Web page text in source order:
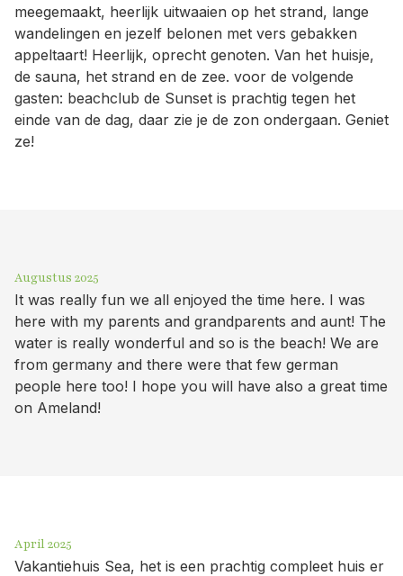
meegemaakt, heerlijk uitwaaien op het strand, lange
wandelingen en jezelf belonen met vers gebakken
appeltaart! Heerlijk, oprecht genoten. Van het huisje,
de sauna, het strand en de zee. voor de volgende
gasten: beachclub de Sunset is prachtig tegen het
einde van de dag, daar zie je de zon ondergaan. Geniet
ze!
Augustus 2025
It was really fun we all enjoyed the time here. I was
here with my parents and grandparents and aunt! The
water is really wonderful and so is the beach! We are
from germany and there were that few german
people here too! I hope you will have also a great time
on Ameland!
April 2025
Vakantiehuis Sea, het is een prachtig compleet huis er